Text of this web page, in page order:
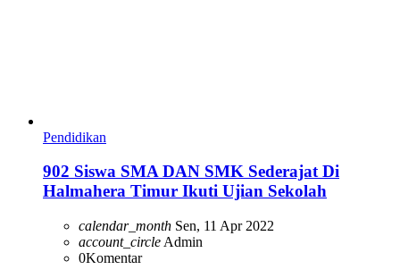
Pendidikan
902 Siswa SMA DAN SMK Sederajat Di
Halmahera Timur Ikuti Ujian Sekolah
calendar_month Sen, 11 Apr 2022
account_circle Admin
0Komentar